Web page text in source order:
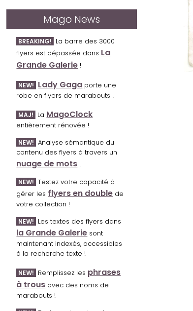
Mago News
BREAKING! La barre des 3000
flyers est dépassée dans La
Grande Galerie !
NEW! Lady Gaga porte une
robe en flyers de marabouts !
MAJ! La MagoClock
entièrement rénovée !
NEW! Analyse sémantique du
contenu des flyers à travers un
nuage de mots !
NEW! Testez votre capacité à
gérer les flyers en double de
votre collection !
NEW! Les textes des flyers dans
la Grande Galerie sont
maintenant indexés, accessibles
à la recherche texte !
NEW! Remplissez les phrases
à trous avec des noms de
marabouts !